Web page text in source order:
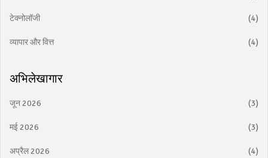
टेक्नोलॉजी (4)
व्यापार और वित्त (4)
अभिलेखागार
जून 2026 (3)
मई 2026 (3)
अप्रैल 2026 (4)